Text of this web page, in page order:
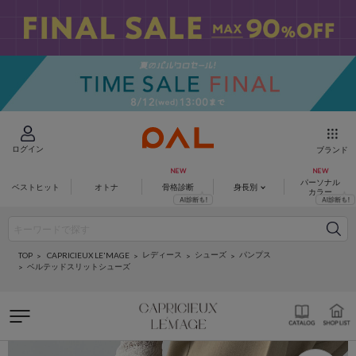
ログイン ブランド
ベストヒット オトナ 骨格診断 身長別
パーソナル
カラー
TOP CAPRICIEUX LE'MAGE レディース シューズ
パンプス
ベルテッドスリットシューズ